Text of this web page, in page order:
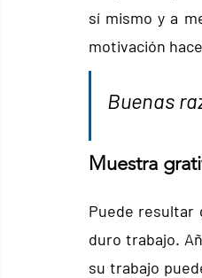
sí mismo y a
motivación
Buenas
Muestra
Puede resultar
duro trabajo.
su trabajo